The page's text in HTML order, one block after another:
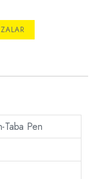
Taba Pen